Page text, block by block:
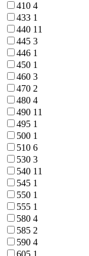
410 4
433 1
440 11
445 3
446 1
450 1
460 3
470 2
480 4
490 11
495 1
500 1
510 6
530 3
540 11
545 1
550 1
555 1
580 4
585 2
590 4